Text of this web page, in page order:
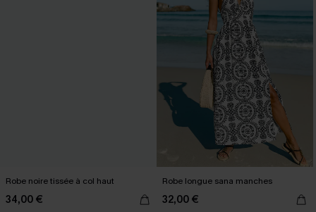
Robe noire tissée à col haut
34,00 €
Robe longue sana manches
32,00 €